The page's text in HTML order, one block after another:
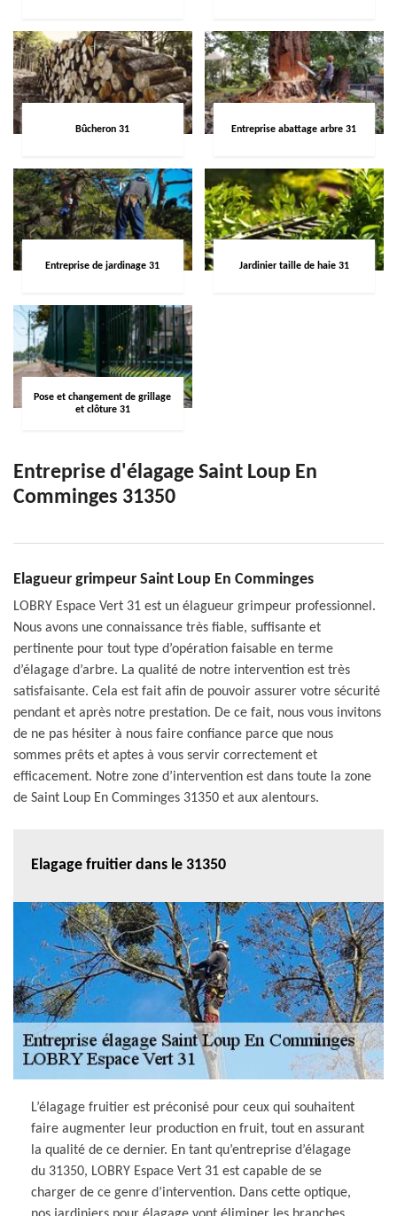
Bûcheron 31 Entreprise abattage arbre 31
Entreprise de jardinage 31 Jardinier taille de haie 31
Pose et changement de grillage
et clôture 31
Entreprise d'élagage Saint Loup En
Comminges 31350
Elagueur grimpeur Saint Loup En Comminges
LOBRY Espace Vert 31 est un élagueur grimpeur professionnel.
Nous avons une connaissance très fiable, suffisante et
pertinente pour tout type d’opération faisable en terme
d’élagage d’arbre. La qualité de notre intervention est très
satisfaisante. Cela est fait afin de pouvoir assurer votre sécurité
pendant et après notre prestation. De ce fait, nous vous invitons
de ne pas hésiter à nous faire confiance parce que nous
sommes prêts et aptes à vous servir correctement et
efficacement. Notre zone d’intervention est dans toute la zone
de Saint Loup En Comminges 31350 et aux alentours.
Elagage fruitier dans le 31350
L’élagage fruitier est préconisé pour ceux qui souhaitent
faire augmenter leur production en fruit, tout en assurant
la qualité de ce dernier. En tant qu’entreprise d’élagage
du 31350, LOBRY Espace Vert 31 est capable de se
charger de ce genre d’intervention. Dans cette optique,